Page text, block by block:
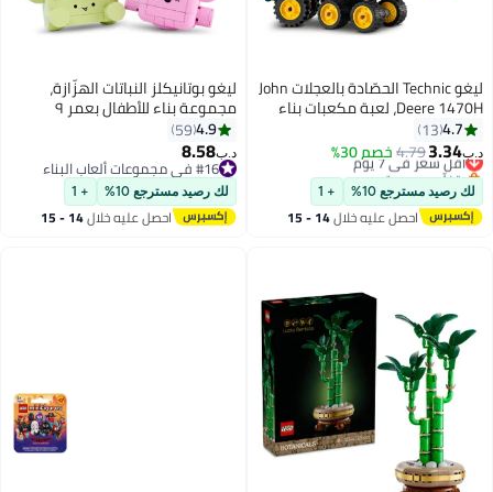
ليغو ‏Technic الحصّادة بالعجلات John
Deere 1470H‏، لعبة مكعبات بناء
قطعة) 42218
4.7
13
د.ب‏3.34
4.79خصم 30%أقل سعر في 7 يوم
بتخلّص بسرعة
أقل سعر في 7 يوم
لك رصيد مسترجع 10% + 1
احصل عليه خلال 14 - 15
ليغو بوتانيكلز النباتات الهزّازة،
مجموعة بناء للأطفال بعمر ٩
قطعة) 11506
4.9
59
د.ب‏8.58
#16 في مجموعات ألعاب البناء
#16 في مجموعات ألعاب البناء
لك رصيد مسترجع 10% + 1
احصل عليه خلال 14 - 15